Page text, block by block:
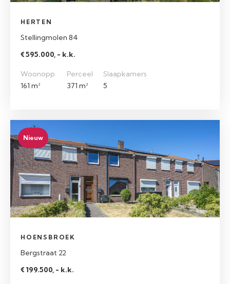
HERTEN
Stellingmolen 84
€ 595.000, - k.k.
Woonopp.
161 m²
Perceel
371 m²
Slaapkamers
5
Nieuw
HOENSBROEK
Bergstraat 22
€ 199.500, - k.k.